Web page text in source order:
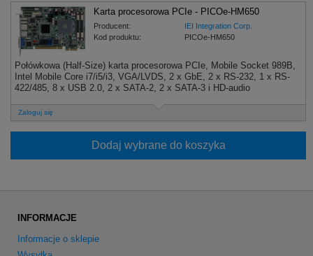
Karta procesorowa PCIe - PICOe-HM650
Producent:
IEI Integration Corp.
Kod produktu:
PICOe-HM650
Połówkowa (Half-Size) karta procesorowa PCIe, Mobile Socket 989B,
Intel Mobile Core i7/i5/i3, VGA/LVDS, 2 x GbE, 2 x RS-232, 1 x RS-
422/485, 8 x USB 2.0, 2 x SATA-2, 2 x SATA-3 i HD-audio
Zaloguj się
Dodaj wybrane do koszyka
INFORMACJE
Informacje o sklepie